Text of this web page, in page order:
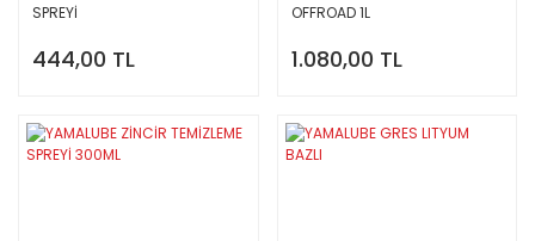
SPREYİ
444,00 TL
OFFROAD 1L
1.080,00 TL